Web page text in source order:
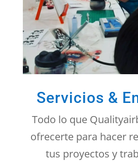
Servicios &
Todo lo que
ofrecerte para hacer
tus proyectos y